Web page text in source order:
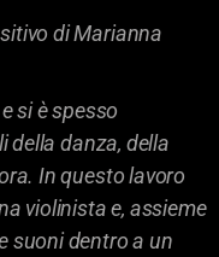
di Marianna
si è spesso
danza, della
In questo lavoro
violinista e, assieme
suoni dentro a un